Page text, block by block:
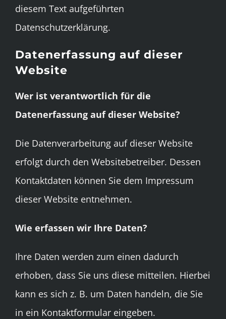
diesem Text aufgeführten
Datenschutzerklärung.
Datenerfassung auf dieser
Website
Wer ist verantwortlich für die
Datenerfassung auf dieser Website?
Die Datenverarbeitung auf dieser Website
erfolgt durch den Websitebetreiber. Dessen
Kontaktdaten können Sie dem Impressum
dieser Website entnehmen.
Wie erfassen wir Ihre Daten?
Ihre Daten werden zum einen dadurch
erhoben, dass Sie uns diese mitteilen. Hierbei
kann es sich z. B. um Daten handeln, die Sie
in ein Kontaktformular eingeben.